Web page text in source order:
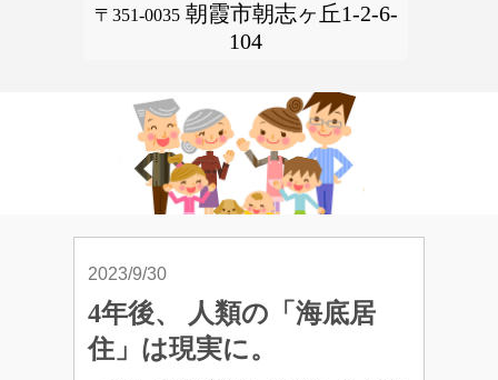
〒351-0035朝霞市朝志ヶ丘1-2-6-
104
2023/9/30
4年後、 人類の「海底居
住」は現実に。